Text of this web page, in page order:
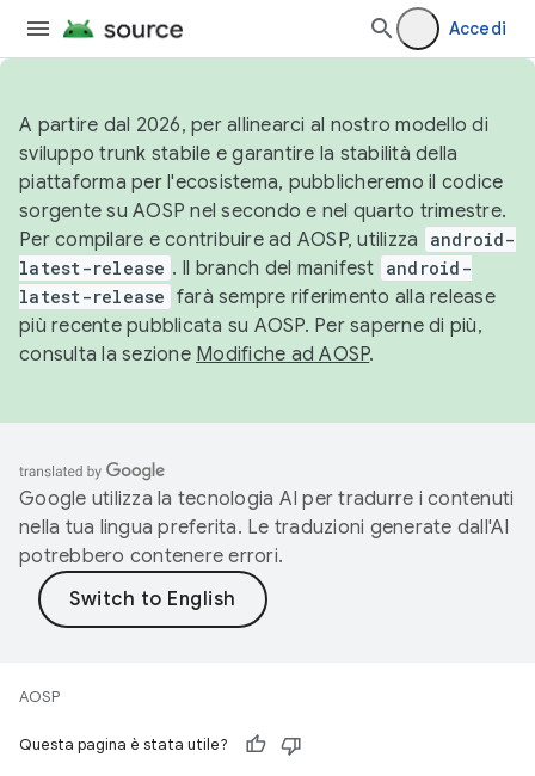
Accedi
A partire dal 2026, per allinearci al nostro modello di
sviluppo trunk stabile e garantire la stabilità della
piattaforma per l'ecosistema, pubblicheremo il codice
sorgente su AOSP nel secondo e nel quarto trimestre.
Per compilare e contribuire ad AOSP, utilizza
android-
latest-release . Il branch del manifest android-
latest-release farà sempre riferimento alla release
più recente pubblicata su AOSP. Per saperne di più,
consulta la sezione Modifiche ad AOSP.
Google utilizza la tecnologia AI per tradurre i contenuti
nella tua lingua preferita. Le traduzioni generate dall'AI
potrebbero contenere errori.
AOSP
Questa pagina è stata utile?